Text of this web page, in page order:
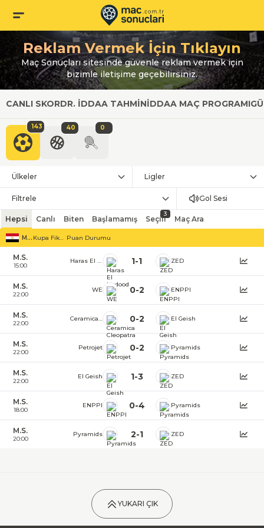
Reklam Vermek İçin Tıklayın
Maç Sonuçları sitesinde güvenle reklam vermek için
bizimle iletişime geçebilirsiniz.
CANLI SKORDR. İDDAA TAHMINİDDAA MAÇ PROGRAMI
143 40 0
Ülkeler Ligler
Filtrele Gol Sesi
Hepsi Canlı Biten Başlamamış Seçili
3
Maç Ara
Mısır Puan Durumu
M.S.
15:00
Haras El Hodood 1-1 ZED
M.S.
22:00
WE 0-2 ENPPI
M.S.
22:00
Ceramica Cleopatra 0-2 El Geish
M.S.
22:00
Petrojet 0-2 Pyramids
M.S.
22:00
El Geish 1-3 ZED
M.S.
18:00
ENPPI 0-4 Pyramids
M.S.
20:00
Pyramids 2-1 ZED
YUKARI ÇIK